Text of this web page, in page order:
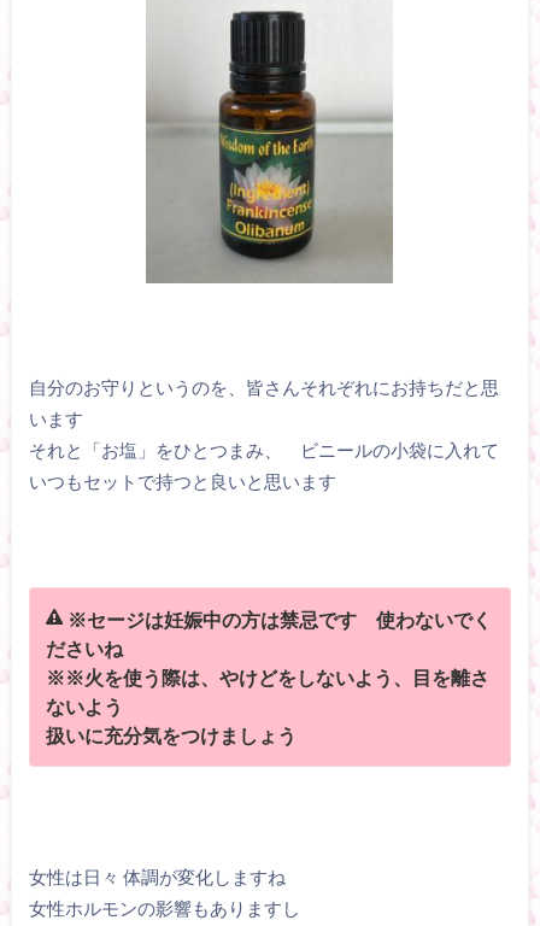
自分のお守りというのを、皆さんそれぞれにお持ちだと思
います
それと「お塩」をひとつまみ、 ビニールの小袋に入れて
いつもセットで持つと良いと思います
※セージは妊娠中の方は禁忌です 使わないでく
ださいね
※※火を使う際は、やけどをしないよう、目を離さ
ないよう
扱いに充分気をつけましょう
女性は日々 体調が変化しますね
女性ホルモンの影響もありますし